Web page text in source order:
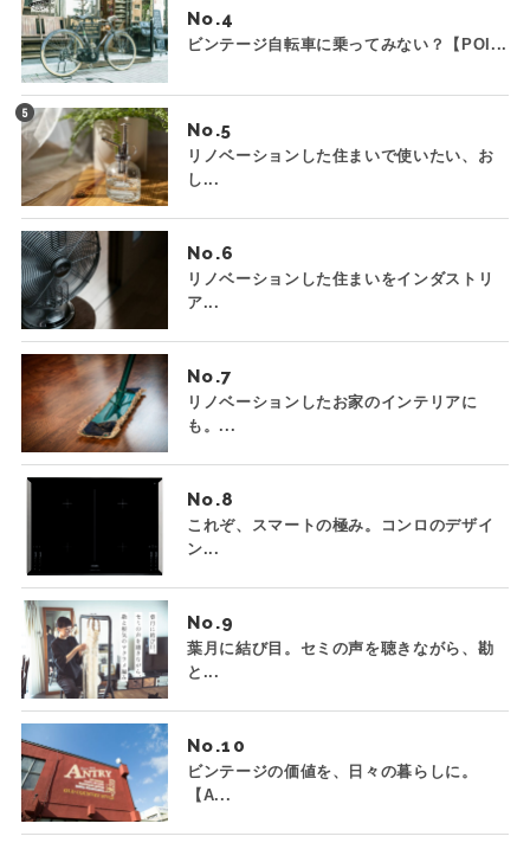
No.
ビンテージ自転車に乗ってみない？【POI...
No.
リノベーションした住まいで使いたい、お
し...
No.
リノベーションした住まいをインダストリ
ア...
No.
リノベーションしたお家のインテリアに
も。...
No.
これぞ、スマートの極み。コンロのデザイ
ン...
No.
葉月に結び目。セミの声を聴きながら、勘
と...
No.
ビンテージの価値を、日々の暮らしに。
【A...